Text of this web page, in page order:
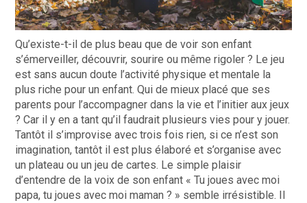
Qu’existe-t-il de plus beau que de voir son enfant
s’émerveiller, découvrir, sourire ou même rigoler ? Le jeu
est sans aucun doute l’activité physique et mentale la
plus riche pour un enfant. Qui de mieux placé que ses
parents pour l’accompagner dans la vie et l’initier aux jeux
? Car il y en a tant qu’il faudrait plusieurs vies pour y jouer.
Tantôt il s’improvise avec trois fois rien, si ce n’est son
imagination, tantôt il est plus élaboré et s’organise avec
un plateau ou un jeu de cartes. Le simple plaisir
d’entendre de la voix de son enfant « Tu joues avec moi
papa, tu joues avec moi maman ? » semble irrésistible. Il